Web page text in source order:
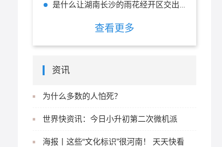
是什么让湖南长沙的雨花经开区交出一张“五好”园区的精彩答卷？
查看更多
资讯
为什么多数的人怕死？
世界快资讯：今日小升初第二次微机派
位，6万多小学毕业生参与派位
海报丨这些“文化标识”很河南！ 天天快看